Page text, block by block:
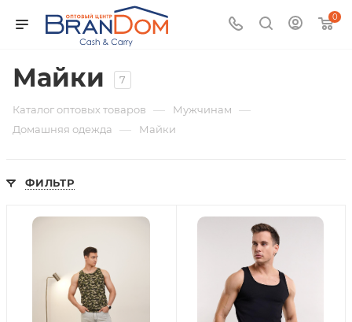
0
Майки 7
Каталог оптовых товаров — Мужчинам —
Домашняя одежда — Майки
ФИЛЬТР